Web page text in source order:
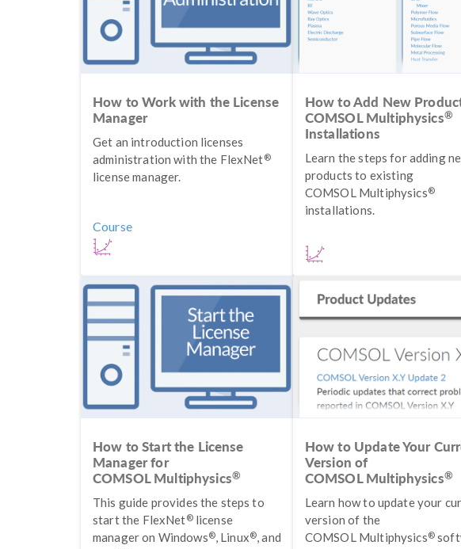
How to Work with the License
Manager
Get an introduction licenses
administration with the FlexNet®
license manager.
Course
How to Add New
COMSOL Multiphysics®
Installations
Learn the steps for adding
products to existing
COMSOL Multiphysics®
installations.
How to Start the License
Manager for
COMSOL Multiphysics®
This guide provides the steps to
start the FlexNet®license
manager on Windows®, Linux®, and
How to Update Your
Version of
COMSOL Multiphysics®
Learn how to update your
version of the
COMSOL Multiphysics®